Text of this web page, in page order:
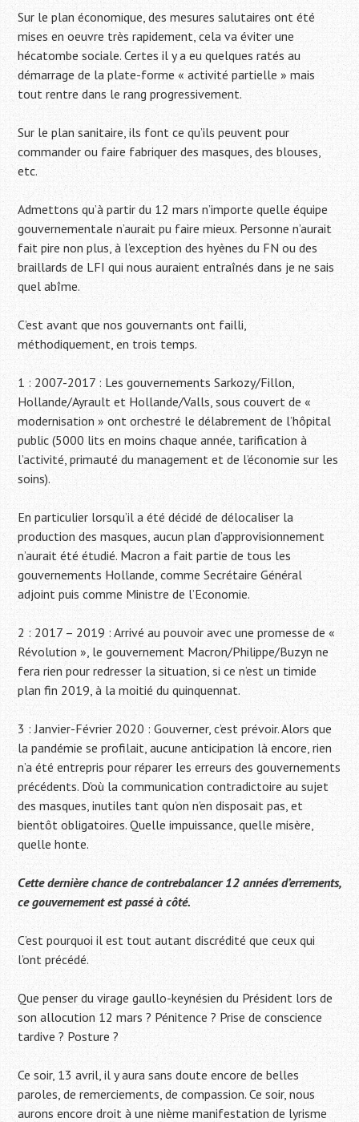
Sur le plan économique, des mesures salutaires ont été
mises en oeuvre très rapidement, cela va éviter une
hécatombe sociale. Certes il y a eu quelques ratés au
démarrage de la plate-forme « activité partielle » mais
tout rentre dans le rang progressivement.
Sur le plan sanitaire, ils font ce qu’ils peuvent pour
commander ou faire fabriquer des masques, des blouses,
etc.
Admettons qu’à partir du 12 mars n’importe quelle équipe
gouvernementale n’aurait pu faire mieux. Personne n’aurait
fait pire non plus, à l’exception des hyènes du FN ou des
braillards de LFI qui nous auraient entraînés dans je ne sais
quel abîme.
C’est avant que nos gouvernants ont failli,
méthodiquement, en trois temps.
1 : 2007-2017 : Les gouvernements Sarkozy/Fillon,
Hollande/Ayrault et Hollande/Valls, sous couvert de «
modernisation » ont orchestré le délabrement de l’hôpital
public (5000 lits en moins chaque année, tarification à
l’activité, primauté du management et de l’économie sur les
soins).
En particulier lorsqu’il a été décidé de délocaliser la
production des masques, aucun plan d’approvisionnement
n’aurait été étudié. Macron a fait partie de tous les
gouvernements Hollande, comme Secrétaire Général
adjoint puis comme Ministre de l’Economie.
2 : 2017 – 2019 : Arrivé au pouvoir avec une promesse de «
Révolution », le gouvernement Macron/Philippe/Buzyn ne
fera rien pour redresser la situation, si ce n’est un timide
plan fin 2019, à la moitié du quinquennat.
3 : Janvier-Février 2020 : Gouverner, c’est prévoir. Alors que
la pandémie se profilait, aucune anticipation là encore, rien
n’a été entrepris pour réparer les erreurs des gouvernements
précédents. D’où la communication contradictoire au sujet
des masques, inutiles tant qu’on n’en disposait pas, et
bientôt obligatoires. Quelle impuissance, quelle misère,
quelle honte.
Cette dernière chance de contrebalancer 12 années d’errements,
ce gouvernement est passé à côté.
C’est pourquoi il est tout autant discrédité que ceux qui
l’ont précédé.
Que penser du virage gaullo-keynésien du Président lors de
son allocution 12 mars ? Pénitence ? Prise de conscience
tardive ? Posture ?
Ce soir, 13 avril, il y aura sans doute encore de belles
paroles, de remerciements, de compassion. Ce soir, nous
aurons encore droit à une nième manifestation de lyrisme